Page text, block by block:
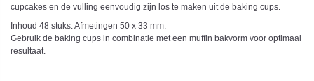
cupcakes en de vulling eenvoudig zijn los te maken uit de baking cups.
Inhoud 48 stuks. Afmetingen 50 x 33 mm.
Gebruik de baking cups in combinatie met een muffin bakvorm voor optimaal
resultaat.